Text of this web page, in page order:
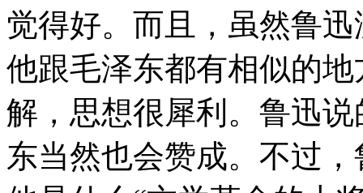
觉得好。而且，虽然鲁
他跟毛泽东都有相似的
解，思想很犀利。鲁迅
东当然也会赞成。不过